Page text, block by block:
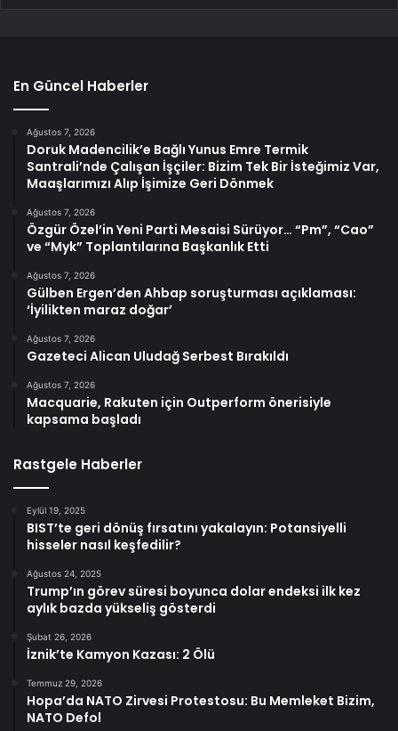
En Güncel Haberler
Ağustos 7, 2026
Doruk Madencilik’e Bağlı Yunus Emre Termik
Santrali’nde Çalışan İşçiler: Bizim Tek Bir İsteğimiz Var,
Maaşlarımızı Alıp İşimize Geri Dönmek
Ağustos 7, 2026
Özgür Özel’in Yeni Parti Mesaisi Sürüyor… “Pm”, “Cao”
ve “Myk” Toplantılarına Başkanlık Etti
Ağustos 7, 2026
Gülben Ergen’den Ahbap soruşturması açıklaması:
‘İyilikten maraz doğar’
Ağustos 7, 2026
Gazeteci Alican Uludağ Serbest Bırakıldı
Ağustos 7, 2026
Macquarie, Rakuten için Outperform önerisiyle
kapsama başladı
Rastgele Haberler
Eylül 19, 2025
BIST’te geri dönüş fırsatını yakalayın: Potansiyelli
hisseler nasıl keşfedilir?
Ağustos 24, 2025
Trump’ın görev süresi boyunca dolar endeksi ilk kez
aylık bazda yükseliş gösterdi
Şubat 26, 2026
İznik’te Kamyon Kazası: 2 Ölü
Temmuz 29, 2026
Hopa’da NATO Zirvesi Protestosu: Bu Memleket Bizim,
NATO Defol